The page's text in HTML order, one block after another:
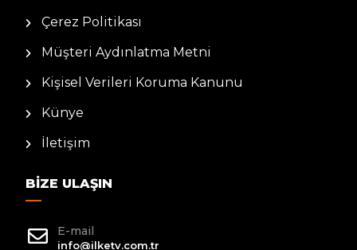
Çerez Politikası
Müşteri Aydınlatma Metni
Kişisel Verileri Koruma Kanunu
Künye
İletişim
BIZE ULAŞIN
E-mail
info@ilketv.com.tr